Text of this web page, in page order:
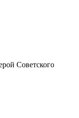
Советского